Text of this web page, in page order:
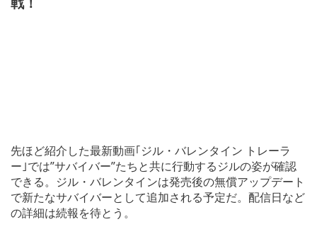
先ほど紹介した最新動画｢ジル・バレンタイン トレーラ
ー｣では”サバイバー”たちと共に行動するジルの姿が確認
できる。ジル・バレンタインは発売後の無償アップデート
で新たなサバイバーとして追加される予定だ。配信日など
の詳細は続報を待とう。